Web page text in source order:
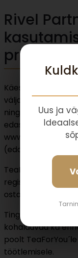
Rivel
Käesolevad
välja töötatud
ning reguleerivad
edaspidi
(edaspidi
TeaForYou töötleb
registreerinud
ostab veebipoest
Tingimused
kohalduvad ka
poolt
töötlemisele.
Uus ja